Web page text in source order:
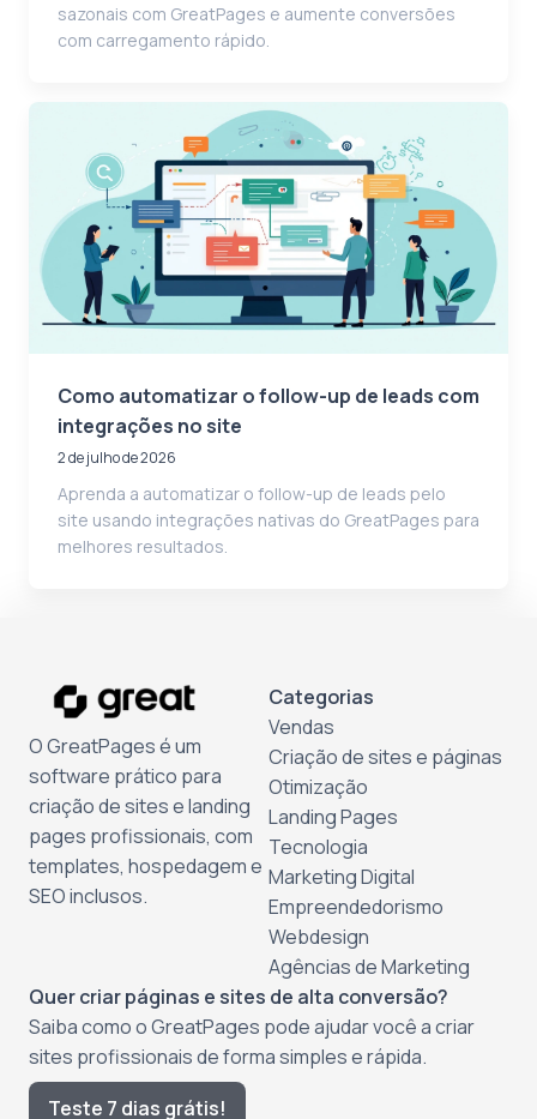
sazonais com GreatPages e aumente conversões
com carregamento rápido.
Como automatizar o follow-up de leads com
integrações no site
2 de julho de 2026
Aprenda a automatizar o follow-up de leads pelo
site usando integrações nativas do GreatPages para
melhores resultados.
O GreatPages é um
software prático para
criação de sites e landing
pages profissionais, com
templates, hospedagem e
SEO inclusos.
Categorias
Vendas
Criação de sites e páginas
Otimização
Landing Pages
Tecnologia
Marketing Digital
Empreendedorismo
Webdesign
Agências de Marketing
Quer criar páginas e sites de alta conversão?
Saiba como o GreatPages pode ajudar você a criar
sites profissionais de forma simples e rápida.
Teste 7 dias grátis!